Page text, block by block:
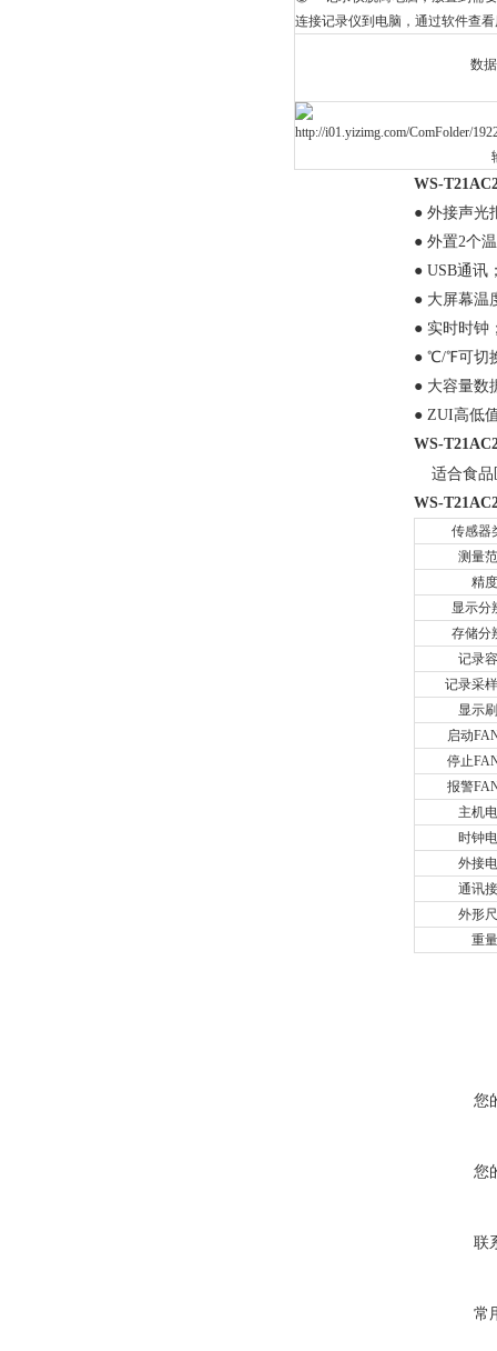
连接记录仪到电脑，通过软件查
数
WS-
● 外接声光
● 外置2个
● USB通讯
● 大屏幕温
● 实时时钟
● ℃/℉可切
● 大容量数
● ZUI高低
WS-
适合食
WS-
传感器
测量
精度
显示分
存储分
记录
记录采
显示
启动
停止
报警
主机
时钟
外接
通讯
外形
重量
您
您
联
常